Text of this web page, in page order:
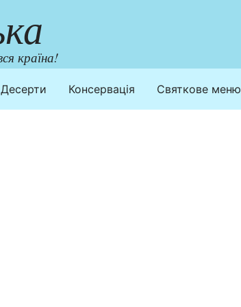
країна!
Десерти Консервація Святкове меню